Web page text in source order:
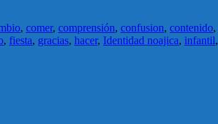
, comer, comprensión, confusion, contenido,
, fiesta, gracias, hacer, Identidad noajica, infantil,